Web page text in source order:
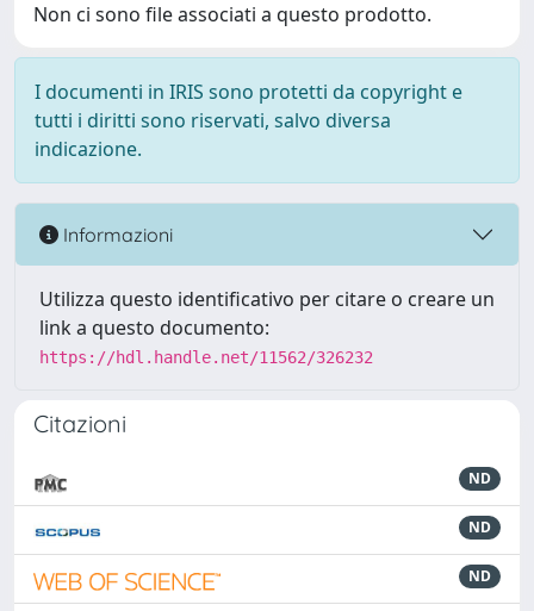
Non ci sono file associati a questo prodotto.
I documenti in IRIS sono protetti da copyright e
tutti i diritti sono riservati, salvo diversa
indicazione.
Informazioni
Utilizza questo identificativo per citare o creare un
link a questo documento:
https://hdl.handle.net/11562/326232
Citazioni
ND
ND
ND